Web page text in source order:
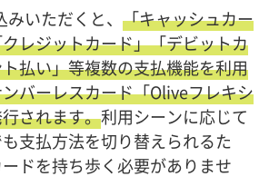
いただくと、 「キャッシュカー
レジットカード」「デビットカ
払い」等複数の支払機能を利用
バーレスカード「Oliveフレキシ
されます。利用シーンに応じて
支払方法を切り替えられるた
ドを持ち歩く必要がありませ